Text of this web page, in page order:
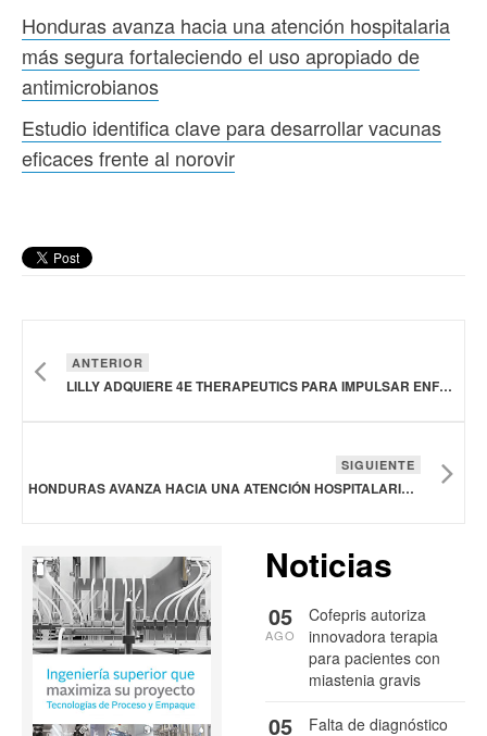
Honduras avanza hacia una atención hospitalaria
más segura fortaleciendo el uso apropiado de
antimicrobianos
Estudio identifica clave para desarrollar vacunas
eficaces frente al norovir
ANTERIOR
LILLY ADQUIERE 4E THERAPEUTICS PARA IMPULSAR ENFOQUE NO OPIOIDE PARA EL DOLOR CRÓNICO
SIGUIENTE
HONDURAS AVANZA HACIA UNA ATENCIÓN HOSPITALARIA MÁS SEGURA FORTALECIENDO EL USO APROPIADO DE ANTIMICROBIANOS
Noticias
Cofepris autoriza
innovadora terapia
para pacientes con
miastenia gravis
05
AGO
Falta de diagnóstico
05